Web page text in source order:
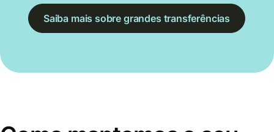
Saiba mais sobre grandes transferências